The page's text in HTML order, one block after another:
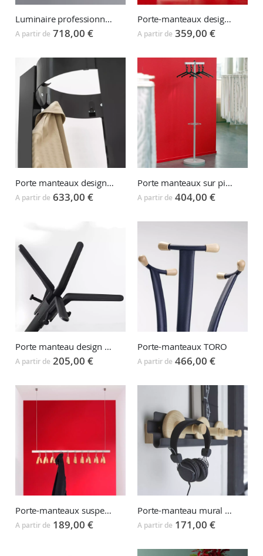
Luminaire professionnel suspension déco STARLIGHT
A partir de 718,00 €
Porte-manteaux design BUTLER
A partir de 359,00 €
Porte manteaux design CHASE
A partir de 633,00 €
Porte manteaux sur pied porte-cintres ILIUM SAGITTA+
A partir de 404,00 €
Porte manteau design TERTIO PALADINO
A partir de 205,00 €
Porte-manteaux TORO
A partir de 466,00 €
Porte-manteaux suspendu TUBULUS T
A partir de 189,00 €
Porte-manteau mural Wheels
A partir de 171,00 €